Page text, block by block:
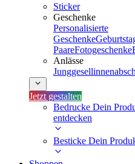
Sticker
Geschenke
Personalisierte
Geschenke
PaareFotogeschenke
Anlässe
Jetzt gestalten
Bedrucke Dein
entdecken
Besticke Dein